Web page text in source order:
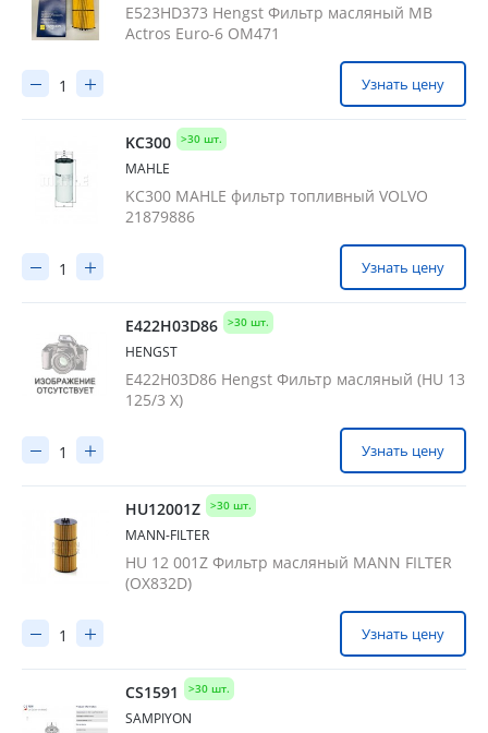
MAHLE
DAF
VOLVO
HENGST
WAYTEKO
E523HD373 Hengst Фильтр масляный MB
Actros Euro-6 ОМ471
Узнать цену
KC300 >30 шт.
MAHLE
KC300 MAHLE фильтр топливный VOLVO
21879886
Узнать цену
E422H03D86 >30 шт.
HENGST
E422H03D86 Hengst Фильтр масляный (HU 13
125/3 X)
Узнать цену
HU12001Z >30 шт.
MANN-FILTER
HU 12 001Z Фильтр масляный MANN FILTER
(OX832D)
Узнать цену
CS1591 >30 шт.
SAMPIYON